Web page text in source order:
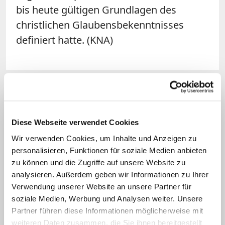
Diese Webseite verwendet Cookies
Wir verwenden Cookies, um Inhalte und Anzeigen zu
personalisieren, Funktionen für soziale Medien anbieten
zu können und die Zugriffe auf unsere Website zu
analysieren. Außerdem geben wir Informationen zu Ihrer
Verwendung unserer Website an unsere Partner für
soziale Medien, Werbung und Analysen weiter. Unsere
Partner führen diese Informationen möglicherweise mit
weiteren Daten zusammen, die Sie ihnen bereitgestellt
bis heute gültigen Grundlagen des
christlichen Glaubensbekenntnisses
definiert hatte. (KNA)
Ankündigung hatte auf sich warten lassen
Offiziell bestätigt: Erste Reise von Papst
Leo XIV. in zwei Länder